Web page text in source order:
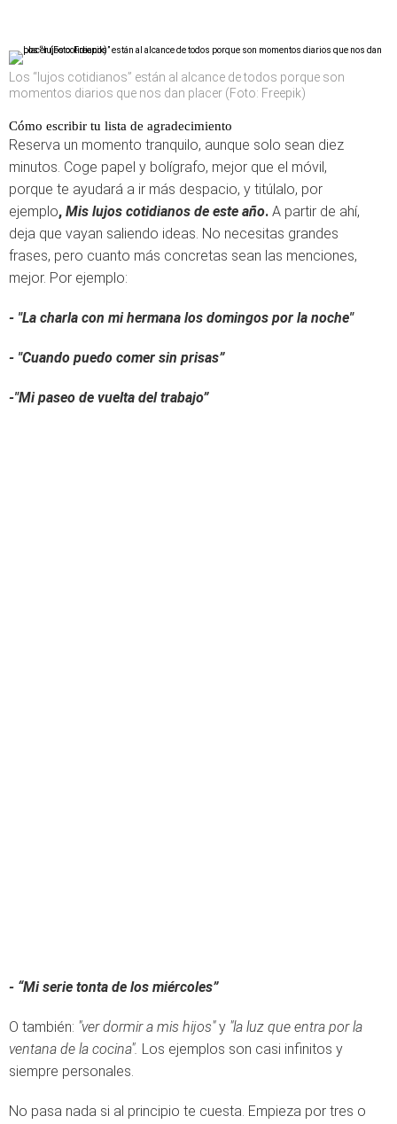
Los “lujos cotidianos” están al alcance de todos porque son
momentos diarios que nos dan placer (Foto: Freepik)
Cómo escribir tu lista de agradecimiento
Reserva un momento tranquilo, aunque solo sean diez
minutos. Coge papel y bolígrafo, mejor que el móvil,
porque te ayudará a ir más despacio, y titúlalo, por
ejemplo, Mis lujos cotidianos de este año. A partir de ahí,
deja que vayan saliendo ideas. No necesitas grandes
frases, pero cuanto más concretas sean las menciones,
mejor. Por ejemplo:
- "La charla con mi hermana los domingos por la noche"
- "Cuando puedo comer sin prisas”
-"Mi paseo de vuelta del trabajo”
- “Mi serie tonta de los miércoles”
O también: "ver dormir a mis hijos"y "la luz que entra por la
ventana de la cocina". Los ejemplos son casi infinitos y
siempre personales.
No pasa nada si al principio te cuesta. Empieza por tres o